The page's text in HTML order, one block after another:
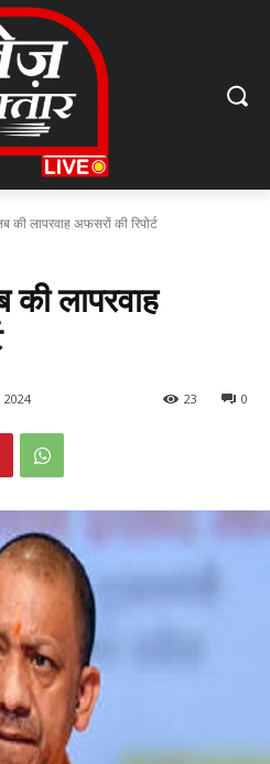
की लापरवाह अफसरों की रिपोर्ट
की लापरवाह
2024 0
23